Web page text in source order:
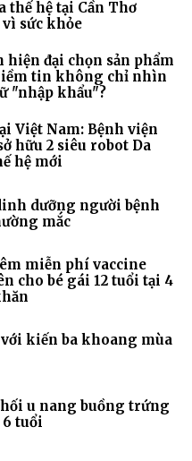
thế hệ tại Cần Thơ
sức khỏe
hiện đại chọn sản phẩm
tin không chỉ nhìn
"nhập khẩu"?
Việt Nam: Bệnh viện
hữu 2 siêu robot Da
hệ mới
dưỡng người bệnh
mắc
miễn phí vaccine
cho bé gái 12 tuổi tại 4
kiến ba khoang mùa
u nang buồng trứng
tuổi